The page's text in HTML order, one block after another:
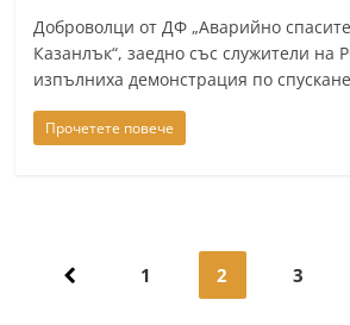
Доброволци от ДФ „Аварийно
Казанлък“, заедно със служители на
изпълниха демонстрация по
Прочетете повече
1 2 3